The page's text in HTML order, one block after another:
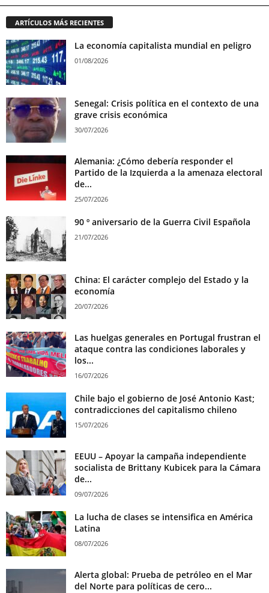
ARTÍCULOS MÁS RECIENTES
La economía capitalista mundial en peligro
01/08/2026
Senegal: Crisis política en el contexto de una
grave crisis económica
30/07/2026
Alemania: ¿Cómo debería responder el
Partido de la Izquierda a la amenaza electoral
de...
25/07/2026
90 º aniversario de la Guerra Civil Española
21/07/2026
China: El carácter complejo del Estado y la
economía
20/07/2026
Las huelgas generales en Portugal frustran el
ataque contra las condiciones laborales y
los...
16/07/2026
Chile bajo el gobierno de José Antonio Kast;
contradicciones del capitalismo chileno
15/07/2026
EEUU – Apoyar la campaña independiente
socialista de Brittany Kubicek para la Cámara
de...
09/07/2026
La lucha de clases se intensifica en América
Latina
08/07/2026
Alerta global: Prueba de petróleo en el Mar
del Norte para políticas de cero...